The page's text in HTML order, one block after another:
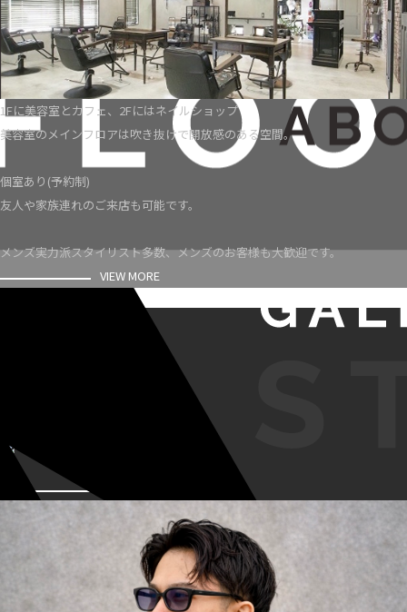
1Fに美容室とカフェ、2Fにはネイルショップ
美容室のメインフロアは吹き抜けで開放感のある空間。
個室あり(予約制)
友人や家族連れのご来店も可能です。
メンズ実力派スタイリスト多数、メンズのお客様も大歓迎です。
VIEW MORE